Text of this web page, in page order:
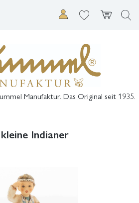
Manufaktur. Das Original seit 1935.
Indianer